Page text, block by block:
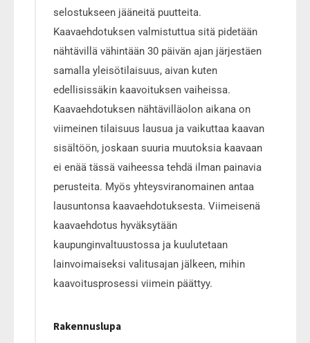
selostukseen jääneitä puutteita.
Kaavaehdotuksen valmistuttua sitä pidetään
nähtävillä vähintään 30 päivän ajan järjestäen
samalla yleisötilaisuus, aivan kuten
edellisissäkin kaavoituksen vaiheissa.
Kaavaehdotuksen nähtävilläolon aikana on
viimeinen tilaisuus lausua ja vaikuttaa kaavan
sisältöön, joskaan suuria muutoksia kaavaan
ei enää tässä vaiheessa tehdä ilman painavia
perusteita. Myös yhteysviranomainen antaa
lausuntonsa kaavaehdotuksesta. Viimeisenä
kaavaehdotus hyväksytään
kaupunginvaltuustossa ja kuulutetaan
lainvoimaiseksi valitusajan jälkeen, mihin
kaavoitusprosessi viimein päättyy.
Rakennuslupa